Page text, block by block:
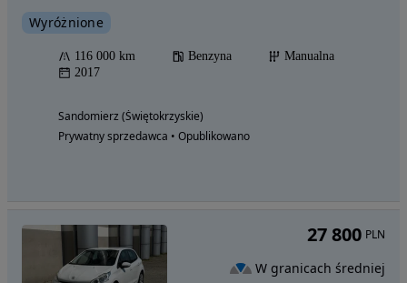
Wyróżnione
116 000 km Benzyna
Manualna
2017
Sandomierz (Świętokrzyskie)
Prywatny sprzedawca • Opublikowano
27 800 PLN
W granicach średniej